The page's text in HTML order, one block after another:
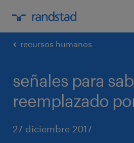
recursos humanos
señales para
reemplazado
27 diciembre 2017